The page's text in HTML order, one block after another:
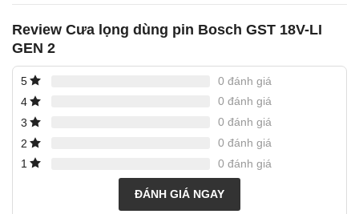
Review Cưa lọng dùng pin Bosch GST 18V-LI
GEN 2
5
0 đánh giá
4
0 đánh giá
3
0 đánh giá
2
0 đánh giá
1
0 đánh giá
ĐÁNH GIÁ NGAY